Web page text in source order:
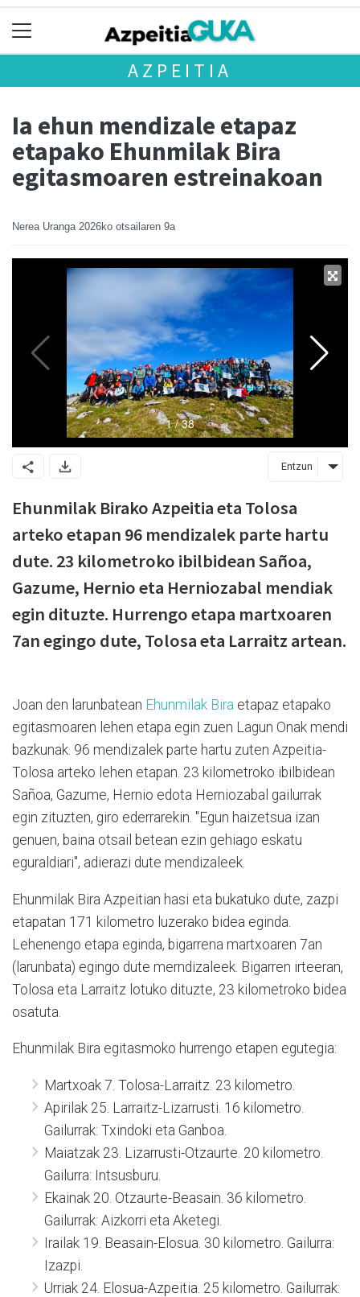
AZPEITIA
Ia ehun mendizale etapaz
etapako Ehunmilak Bira
egitasmoaren estreinakoan
Nerea Uranga 2026ko otsailaren 9a
Entzun
Ehunmilak Birako Azpeitia eta Tolosa
arteko etapan 96 mendizalek parte hartu
dute. 23 kilometroko ibilbidean Sañoa,
Gazume, Hernio eta Herniozabal mendiak
egin dituzte. Hurrengo etapa martxoaren
7an egingo dute, Tolosa eta Larraitz artean.
Joan den larunbatean Ehunmilak Bira etapaz etapako
egitasmoaren lehen etapa egin zuen Lagun Onak mendi
bazkunak. 96 mendizalek parte hartu zuten Azpeitia-
Tolosa arteko lehen etapan. 23 kilometroko ibilbidean
Sañoa, Gazume, Hernio edota Herniozabal gailurrak
egin zituzten, giro ederrarekin. "Egun haizetsua izan
genuen, baina otsail betean ezin gehiago eskatu
eguraldiari", adierazi dute mendizaleek.
Ehunmilak Bira Azpeitian hasi eta bukatuko dute, zazpi
etapatan 171 kilometro luzerako bidea eginda.
Lehenengo etapa eginda, bigarrena martxoaren 7an
(larunbata) egingo dute merndizaleek. Bigarren irteeran,
Tolosa eta Larraitz lotuko dituzte, 23 kilometroko bidea
osatuta.
Ehunmilak Bira egitasmoko hurrengo etapen egutegia:
Martxoak 7. Tolosa-Larraitz. 23 kilometro.
Apirilak 25. Larraitz-Lizarrusti. 16 kilometro.
Gailurrak: Txindoki eta Ganboa.
Maiatzak 23. Lizarrusti-Otzaurte. 20 kilometro.
Gailurra: Intsusburu.
Ekainak 20. Otzaurte-Beasain. 36 kilometro.
Gailurrak: Aizkorri eta Aketegi.
Irailak 19. Beasain-Elosua. 30 kilometro. Gailurra:
Izazpi.
Urriak 24. Elosua-Azpeitia. 25 kilometro. Gailurrak: